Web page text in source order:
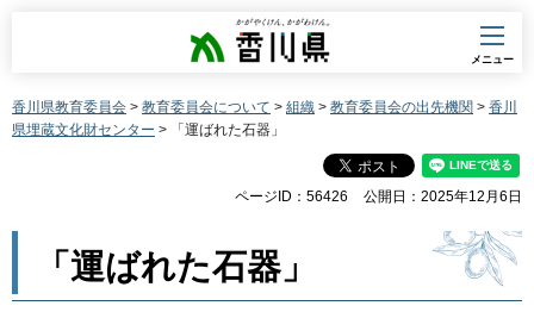
香川県
メニュー
香川県教育委員会 > 教育委員会について > 組織 > 教育委員会の出先機関 > 香川
県埋蔵文化財センター > 「運ばれた石器」
ページID：56426 公開日：2025年12月6日
「運ばれた石器」